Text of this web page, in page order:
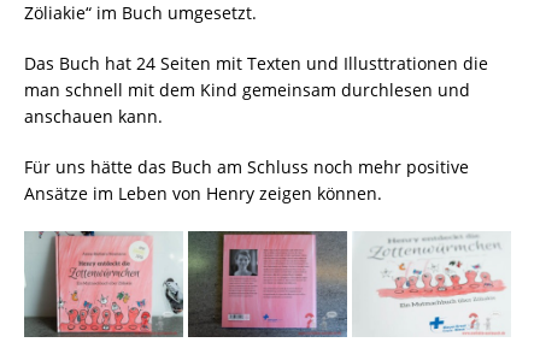
Zöliakie“ im Buch umgesetzt.
Das Buch hat 24 Seiten mit Texten und Illusttrationen die
man schnell mit dem Kind gemeinsam durchlesen und
anschauen kann.
Für uns hätte das Buch am Schluss noch mehr positive
Ansätze im Leben von Henry zeigen können.